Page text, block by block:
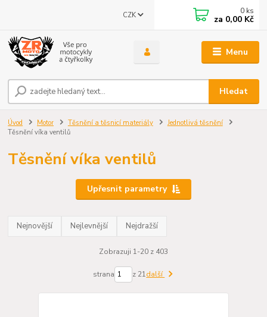
Menu
CZK
Hledat
0 ks
za 0,00 Kč
Úvod Motor Těsnění a těsnicí materiály
Jednotlivá těsnění
Těsnění víka ventilů
Těsnění víka ventilů
Upřesnit parametry
Nejnovější Nejlevnější Nejdražší
Zobrazuji 1-20 z 403
strana z 21další